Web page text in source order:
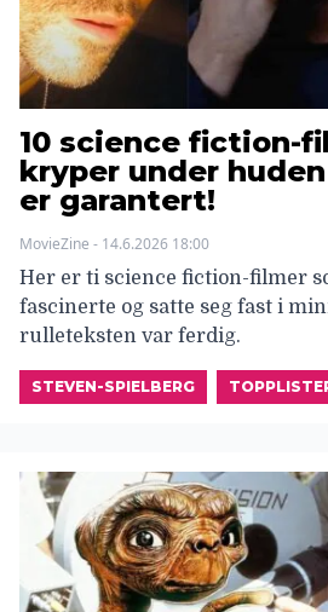
10 science fiction-
kryper under
er garantert!
MovieZine - 14.6.2026 18:00
Her er ti science fiction-filmer
fascinerte og satte seg fast i
rulleteksten var ferdig.
STEVEN-SPIELBERG